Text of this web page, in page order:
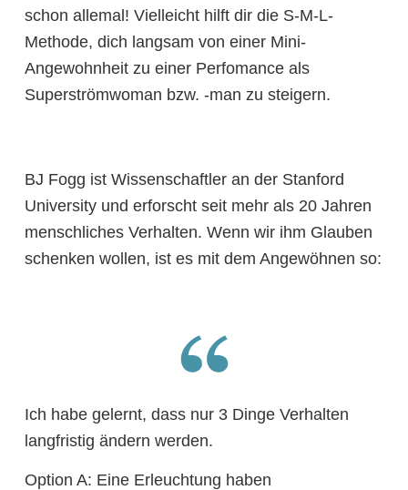
schon allemal! Vielleicht hilft dir die S-M-L-
Methode, dich langsam von einer Mini-
Angewohnheit zu einer Perfomance als
Superströmwoman bzw. -man zu steigern.
BJ Fogg ist Wissenschaftler an der Stanford
University und erforscht seit mehr als 20 Jahren
menschliches Verhalten. Wenn wir ihm Glauben
schenken wollen, ist es mit dem Angewöhnen so:
Ich habe gelernt, dass nur 3 Dinge Verhalten
langfristig ändern werden.
Option A: Eine Erleuchtung haben